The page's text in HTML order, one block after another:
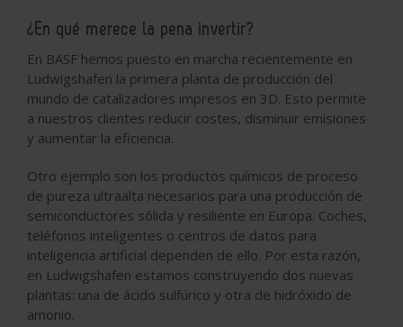
¿En qué merece la pena invertir?
En BASF hemos puesto en marcha recientemente en
Ludwigshafen la primera planta de producción del
mundo de catalizadores impresos en 3D. Esto permite
a nuestros clientes reducir costes, disminuir emisiones
y aumentar la eficiencia.
Otro ejemplo son los productos químicos de proceso
de pureza ultraalta necesarios para una producción de
semiconductores sólida y resiliente en Europa. Coches,
teléfonos inteligentes o centros de datos para
inteligencia artificial dependen de ello. Por esta razón,
en Ludwigshafen estamos construyendo dos nuevas
plantas: una de ácido sulfúrico y otra de hidróxido de
amonio.